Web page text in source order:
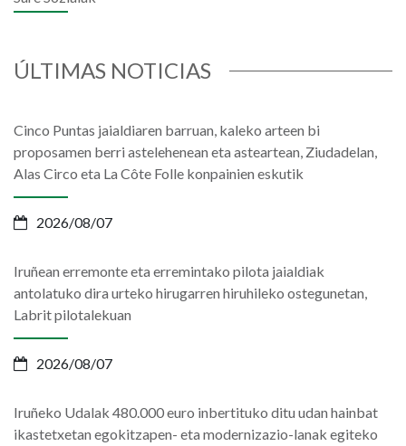
ÚLTIMAS NOTICIAS
Cinco Puntas jaialdiaren barruan, kaleko arteen bi
proposamen berri astelehenean eta asteartean, Ziudadelan,
Alas Circo eta La Côte Folle konpainien eskutik
2026/08/07
Iruñean erremonte eta erremintako pilota jaialdiak
antolatuko dira urteko hirugarren hiruhileko ostegunetan,
Labrit pilotalekuan
2026/08/07
Iruñeko Udalak 480.000 euro inbertituko ditu udan hainbat
ikastetxetan egokitzapen- eta modernizazio-lanak egiteko